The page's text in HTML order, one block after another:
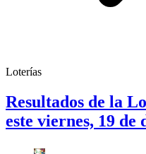
Loterías
Resultados de la
este viernes, 19 de